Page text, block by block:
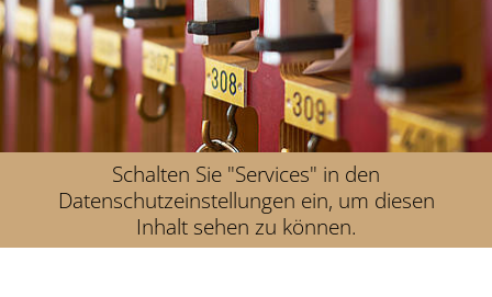
Schalten Sie "Services" in den
Datenschutzeinstellungen ein, um diesen
Inhalt sehen zu können.